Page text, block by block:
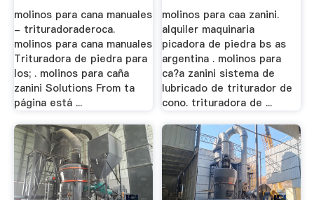
molinos para cana manuales
- trituradoraderoca.
molinos para cana manuales
Trituradora de piedra para
los; . molinos para caña
zanini Solutions From ta
página está ...
molinos para caa zanini.
alquiler maquinaria
picadora de piedra bs as
argentina . molinos para
ca?a zanini sistema de
lubricado de triturador de
cono. trituradora de ...